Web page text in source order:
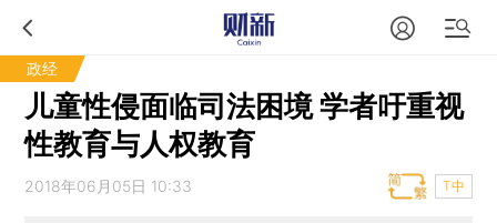
政经
儿童性侵面临司法困境 学者吁重视
性教育与人权教育
2018年06月05日 10:33 T中